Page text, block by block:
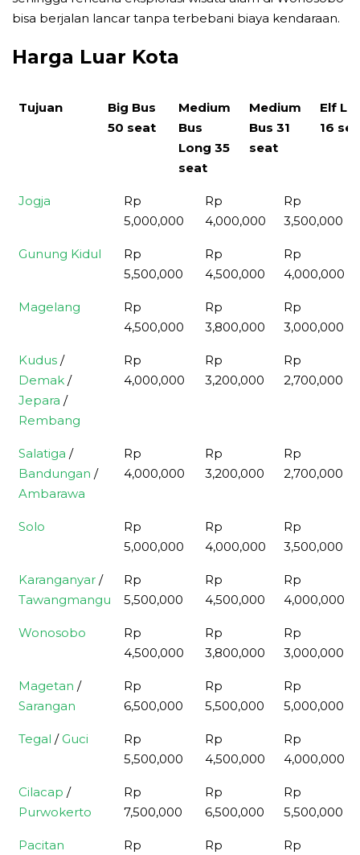
bisa berjalan lancar tanpa terbebani biaya kendaraan.
Harga Luar Kota
Tujuan
Big Bus
50 seat
Medium
Bus
Long 35
seat
Medium
Bus 31
seat
Elf
16
Tujuan
Big Bus 50
seat
Medium
Bus Long
Medium
Bus 31
Jogja
Rp
5,000,000
Rp
4,000,000
Rp
3,500,000
Gunung Kidul
Rp
5,500,000
Rp
4,500,000
Rp
4,000,000
Magelang
Rp
4,500,000
Rp
3,800,000
Rp
3,000,000
Kudus /
Demak /
Jepara /
Rembang
Rp
4,000,000
Rp
3,200,000
Rp
2,700,000
Salatiga /
Bandungan /
Ambarawa
Rp
4,000,000
Rp
3,200,000
Rp
2,700,000
Solo
Rp
5,000,000
Rp
4,000,000
Rp
3,500,000
Karanganyar /
Tawangmangu
Rp
5,500,000
Rp
4,500,000
Rp
4,000,000
Wonosobo
Rp
4,500,000
Rp
3,800,000
Rp
3,000,000
Magetan /
Sarangan
Rp
6,500,000
Rp
5,500,000
Rp
5,000,000
Tegal / Guci
Rp
5,500,000
Rp
4,500,000
Rp
4,000,000
Cilacap /
Purwokerto
Rp
7,500,000
Rp
6,500,000
Rp
5,500,000
Pacitan
Rp
Rp
Rp